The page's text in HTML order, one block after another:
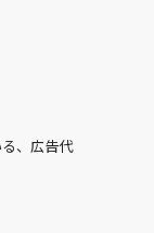
、広告代